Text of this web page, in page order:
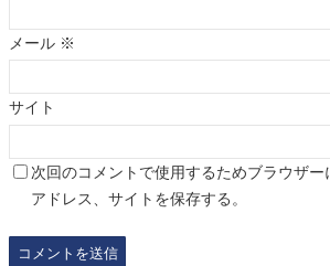
メール ※
サイト
次回のコメントで使用するためブラウザ
アドレス、サイトを保存する。